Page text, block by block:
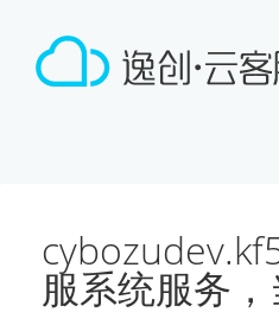
服系统服务